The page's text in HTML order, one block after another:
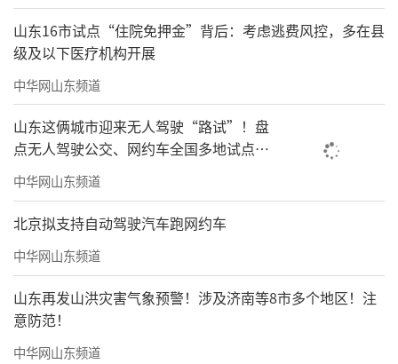
山东16市试点“住院免押金”背后：考虑逃费风控，多在县
级及以下医疗机构开展
中华网山东频道
山东这俩城市迎来无人驾驶“路试”！盘
点无人驾驶公交、网约车全国多地试点之
路
中华网山东频道
北京拟支持自动驾驶汽车跑网约车
中华网山东频道
山东再发山洪灾害气象预警！涉及济南等8市多个地区！注
意防范！
中华网山东频道